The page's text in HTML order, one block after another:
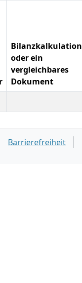
Bilanzkalkulation
oder ein
vergleichbares
Dokument
Barrierefreiheit